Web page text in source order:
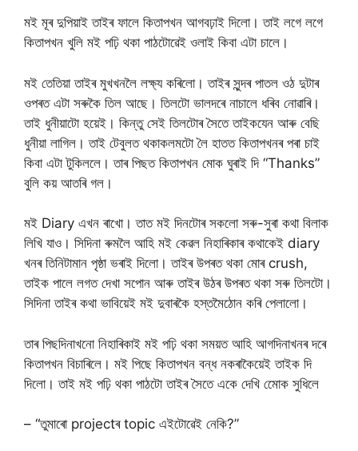
মই মূৰ দুপিয়াই তাইৰ ফালে কিতাপখন আগবঢ়াই দিলো। তাই লগে লগে
কিতাপখন খুলি মই পঢ়ি থকা পাঠটোৱেই ওলাই কিবা এটা চালে।
মই তেতিয়া তাইৰ মুখখনলৈ লক্ষ্য কৰিলো। তাইৰ সুন্দৰ পাতল ওঠ দুটাৰ
ওপৰত এটা সৰুকৈ তিল আছে। তিলটো ভালদৰে নাচালে ধৰিব নোৱাৰি।
তাই ধুনীয়াটো হয়েই। কিন্তু সেই তিলটোৰ সৈতে তাইকযেন আৰু বেছি
ধুনীয়া লাগিল। তাই টেবুলত থকাকলমটো লৈ হাতত কিতাপখনৰ পৰা চাই
কিবা এটা টুকিললে। তাৰ পিছত কিতাপখন মোক ঘুৰাই দি “Thanks”
বুলি কয় আতৰি গল।
মই Diary এখন ৰাখো। তাত মই দিনটোৰ সকলো সৰু-সুৰা কথা বিলাক
লিখি যাও। সিদিনা ৰুমলৈ আহি মই কেৱল নিহাৰিকাৰ কথাকেই diary
খনৰ তিনিটামান পৃষ্ঠা ভৰাই দিলো। তাইৰ উপৰত থকা মোৰ crush,
তাইক পালে লগত দেখা সপোন আৰু তাইৰ উঠৰ উপৰত থকা সৰু তিলটো।
সিদিনা তাইৰ কথা ভাবিয়েই মই দুবাৰকৈ হস্তমৈঠোন কৰি পেলালো।
তাৰ পিছদিনাখনো নিহাৰিকাই মই পঢ়ি থকা সময়ত আহি আগদিনাখনৰ দৰে
কিতাপখন বিচাৰিলে। মই পিছে কিতাপখন বন্ধ নকৰাকৈয়েই তাইক দি
দিলো। তাই মই পঢ়ি থকা পাঠটো তাইৰ সৈতে একে দেখি মোেক সুধিলে
– “তুমাৰো projectৰ topic এইটোৱেই নেকি?”